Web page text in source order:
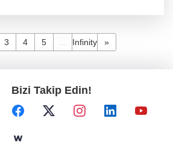
3 4 5 Infinity »
Bizi Takip Edin!